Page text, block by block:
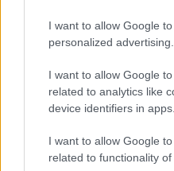
I want to allow Google
personalized advertising.
I want to allow Google
related to analytics like
device identifiers in apps.
I want to allow Google
related to functionality